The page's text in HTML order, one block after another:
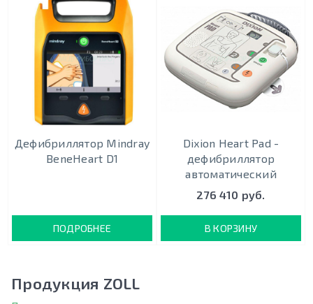
Дефибриллятор Mindray
BeneHeart D1
ПОДРОБНЕЕ
Dixion Heart Pad -
дефибриллятор
автоматический
276 410 руб.
В КОРЗИНУ
Продукция ZOLL